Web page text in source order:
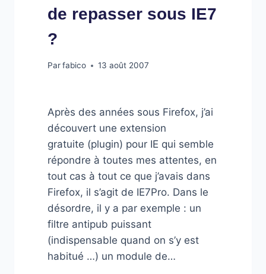
de repasser sous IE7
?
Parfabico 13 août 2007
Après des années sous Firefox, j’ai
découvert une extension
gratuite (plugin) pour IE qui semble
répondre à toutes mes attentes, en
tout cas à tout ce que j’avais dans
Firefox, il s’agit de IE7Pro. Dans le
désordre, il y a par exemple : un
filtre antipub puissant
(indispensable quand on s’y est
habitué …) un module de…